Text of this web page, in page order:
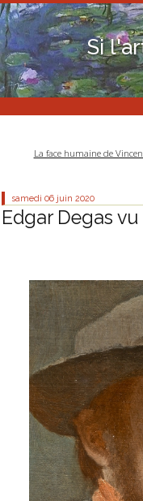
Si
La face humaine de
samedi 06 juin 2020
Edgar Degas